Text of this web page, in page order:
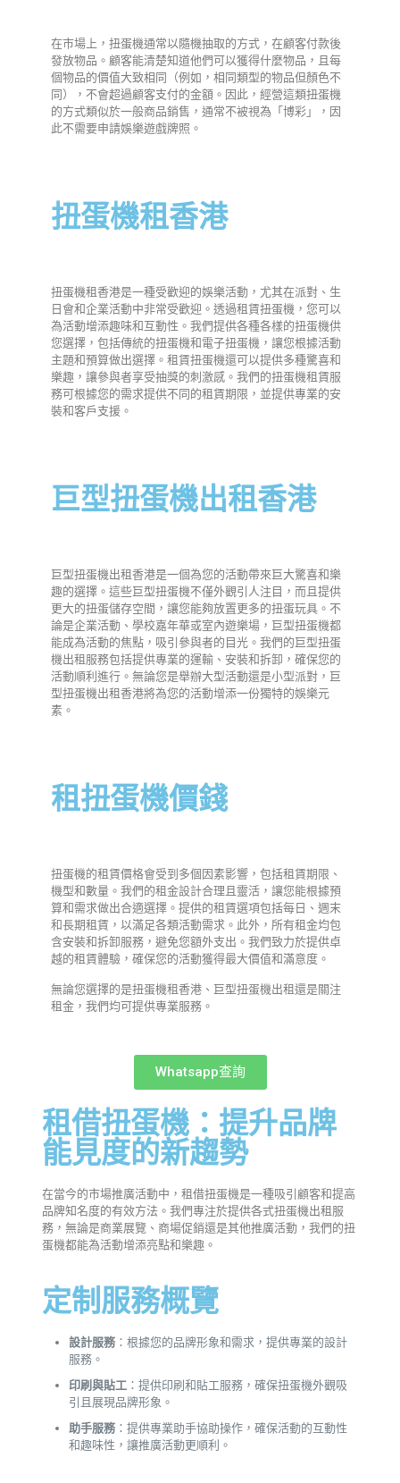
在市場上，扭蛋機通常以隨機抽取的方式，在顧客付款後
發放物品。顧客能清楚知道他們可以獲得什麼物品，且每
個物品的價值大致相同（例如，相同類型的物品但顏色不
同），不會超過顧客支付的金額。因此，經營這類扭蛋機
的方式類似於一般商品銷售，通常不被視為「博彩」，因
此不需要申請娛樂遊戲牌照。
扭蛋機租香港
扭蛋機租香港是一種受歡迎的娛樂活動，尤其在派對、生
日會和企業活動中非常受歡迎。透過租賃扭蛋機，您可以
為活動增添趣味和互動性。我們提供各種各樣的扭蛋機供
您選擇，包括傳統的扭蛋機和電子扭蛋機，讓您根據活動
主題和預算做出選擇。租賃扭蛋機還可以提供多種驚喜和
樂趣，讓參與者享受抽獎的刺激感。我們的扭蛋機租賃服
務可根據您的需求提供不同的租賃期限，並提供專業的安
裝和客戶支援。
巨型扭蛋機出租香港
巨型扭蛋機出租香港是一個為您的活動帶來巨大驚喜和樂
趣的選擇。這些巨型扭蛋機不僅外觀引人注目，而且提供
更大的扭蛋儲存空間，讓您能夠放置更多的扭蛋玩具。不
論是企業活動、學校嘉年華或室內遊樂場，巨型扭蛋機都
能成為活動的焦點，吸引參與者的目光。我們的巨型扭蛋
機出租服務包括提供專業的運輸、安裝和拆卸，確保您的
活動順利進行。無論您是舉辦大型活動還是小型派對，巨
型扭蛋機出租香港將為您的活動增添一份獨特的娛樂元
素。
租扭蛋機價錢
扭蛋機的租賃價格會受到多個因素影響，包括租賃期限、
機型和數量。我們的租金設計合理且靈活，讓您能根據預
算和需求做出合適選擇。提供的租賃選項包括每日、週末
和長期租賃，以滿足各類活動需求。此外，所有租金均包
含安裝和拆卸服務，避免您額外支出。我們致力於提供卓
越的租賃體驗，確保您的活動獲得最大價值和滿意度。
無論您選擇的是扭蛋機租香港、巨型扭蛋機出租還是關注
租金，我們均可提供專業服務。
Whatsapp查詢
租借扭蛋機：提升品牌
能見度的新趨勢
在當今的市場推廣活動中，租借扭蛋機是一種吸引顧客和提高
品牌知名度的有效方法。我們專注於提供各式扭蛋機出租服
務，無論是商業展覽、商場促銷還是其他推廣活動，我們的扭
蛋機都能為活動增添亮點和樂趣。
定制服務概覽
設計服務：根據您的品牌形象和需求，提供專業的設計
服務。
印刷與貼工：提供印刷和貼工服務，確保扭蛋機外觀吸
引且展現品牌形象。
助手服務：提供專業助手協助操作，確保活動的互動性
和趣味性，讓推廣活動更順利。